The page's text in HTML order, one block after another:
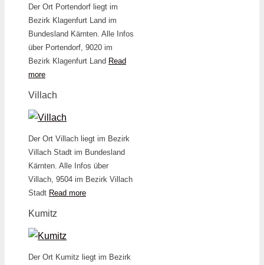
Der Ort Portendorf liegt im
Bezirk Klagenfurt Land im
Bundesland Kärnten. Alle Infos
über Portendorf, 9020 im
Bezirk Klagenfurt Land Read
more
Villach
Der Ort Villach liegt im Bezirk
Villach Stadt im Bundesland
Kärnten. Alle Infos über
Villach, 9504 im Bezirk Villach
Stadt Read more
Kumitz
Der Ort Kumitz liegt im Bezirk